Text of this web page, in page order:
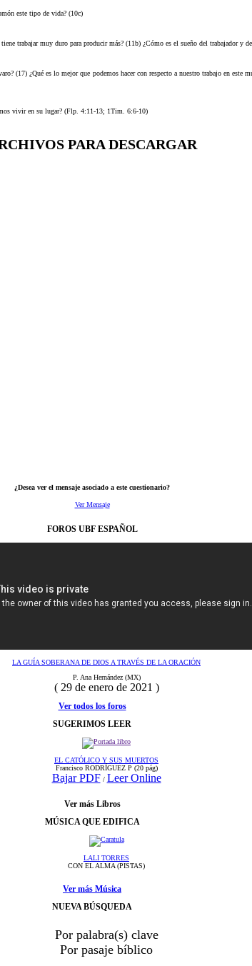
este tipo de vida? (10c)
trabajar muy duro para producir más? (11b) ¿Cómo es el sueño del trabajador y
(17) ¿Qué es lo mejor que podemos hacer con respecto a nuestro trabajo en
vivir en su lugar? (Flp. 4:11-13; 1Tim. 6:6-10)
PARA DESCARGAR
¿Desea ver el mensaje asociado a este cuestionario?
Ver Mensaje
FOROS UBF ESPAÑOL
LA GUÍA SOBERANA DE DIOS A TRAVÉS DE LA ORACIÓN
P. Ana Hernández (MX)
( 29 de enero de 2021 )
Ver todos los foros
SUGERIMOS LEER
EL CATÓLICO Y SUS MUERTOS
Francisco RODRÍGUEZ P (20 pág)
Bajar PDF / Leer Online
Ver más Libros
MÚSICA QUE EDIFICA
LALI TORRES
CON EL ALMA (PISTAS)
Ver más Música
NUEVA BÚSQUEDA
Por palabra(s) clave
Por pasaje bíblico